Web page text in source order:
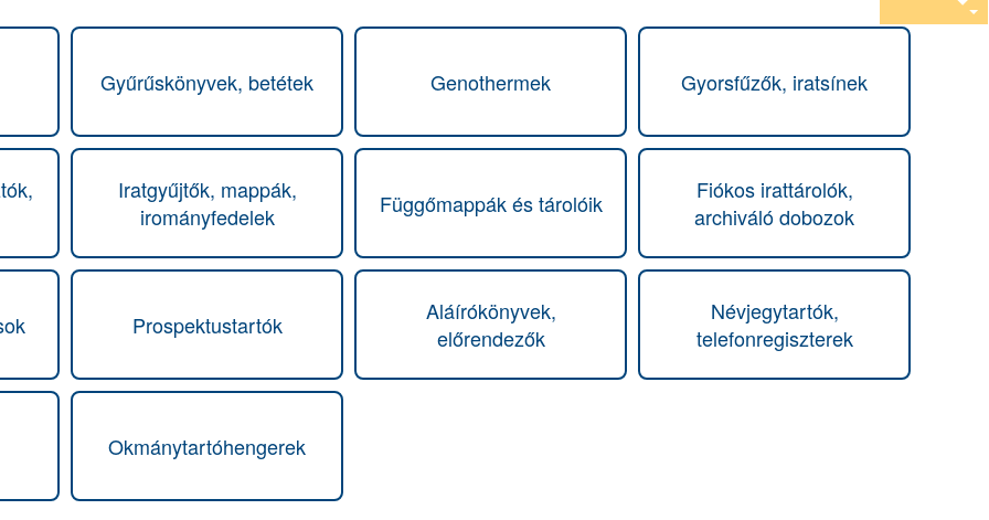
Gyűrűskönyvek, betétek Genothermek Gyorsfűzők, iratsínek
Iratgyűjtők, mappák,
irományfedelek
Függőmappák és tárolóik
Fiókos irattárolók,
archiváló dobozok
Prospektustartók
Aláírókönyvek,
előrendezők
Névjegytartók,
telefonregiszterek
Okmánytartóhengerek